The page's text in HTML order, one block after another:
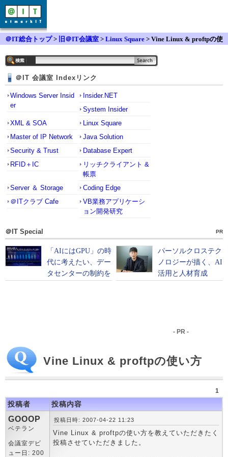
＠IT総合トップ> 旧＠IT会議室 > Linux Square > Vine Linux & proftpの使
＠IT 会議室 Indexリンク
Windows Server Insid
er
Insider.NET
System Insider
XML & SOA
Linux Square
Master of IP Network
Java Solution
Security & Trust
Database Expert
RFID＋IC
リッチクライアント &
帳票
Server ＆ Storage
Coding Edge
＠ITクラブ Cafe
VB業務アプリケーシ
ョン開発研究
＠IT Special PR
- PR -
Vine Linux & proftpの使い方
1
投稿者 投稿内容
GOOOP
ベテラン
会議室デビ
ュー日: 200
投稿日時: 2007-04-22 11:23
Vine Linux & proftpの使い方を教えていただきたく
投稿させていただきました。